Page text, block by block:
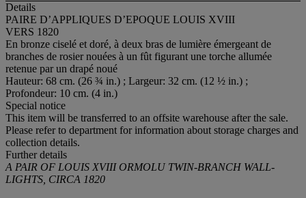
Details
PAIRE D’APPLIQUES D’EPOQUE LOUIS XVIII
VERS 1820
En bronze ciselé et doré, à deux bras de lumière émergeant de
branches de rosier nouées à un fût figurant une torche allumée
retenue par un drapé noué
Hauteur: 68 cm. (26 ¾ in.) ; Largeur: 32 cm. (12 ½ in.) ;
Profondeur: 10 cm. (4 in.)
Special notice
This item will be transferred to an offsite warehouse after the sale.
Please refer to department for information about storage charges and
collection details.
Further details
A PAIR OF LOUIS XVIII ORMOLU TWIN-BRANCH WALL-
LIGHTS, CIRCA 1820